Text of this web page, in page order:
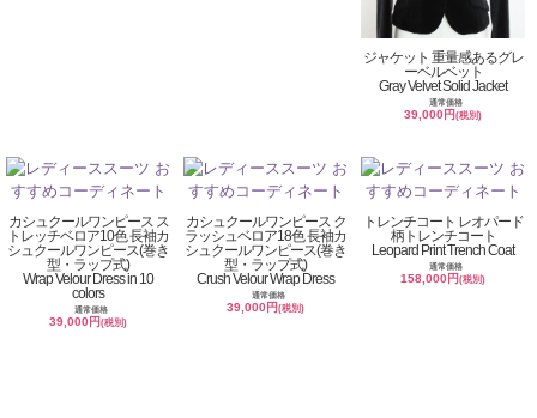
ジャケット 重量感あるグレ
ーベルベット
Gray Velvet Solid Jacket
通常価格
39,000円(税別)
カシュクールワンピース ス
トレッチベロア10色 長袖カ
シュクールワンピース(巻き
型・ラップ式)
Wrap Velour Dress in 10
colors
通常価格
39,000円(税別)
カシュクールワンピース ク
ラッシュベロア18色 長袖カ
シュクールワンピース(巻き
型・ラップ式)
Crush Velour Wrap Dress
通常価格
39,000円(税別)
トレンチコート レオパード
柄トレンチコート
Leopard Print Trench Coat
通常価格
158,000円(税別)